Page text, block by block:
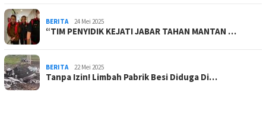
BERITA 24 Mei 2025
“TIM PENYIDIK KEJATI JABAR TAHAN MANTAN …
BERITA 22 Mei 2025
Tanpa Izin! Limbah Pabrik Besi Diduga Di…